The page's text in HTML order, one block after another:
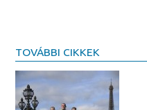
TOVÁBBI CIKKEK